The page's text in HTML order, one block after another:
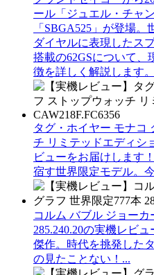
ール「ジュエル・チャ
「SBGA525」が登場
ダイヤルに表現したス
搭載の62GSについて、
徴を詳しく解説します
タグ・ホイヤー モナコ
チ リミテッドエディシ
ビューをお届けします
宿す世界限定モデル。
コルム バブル ジョー
285.240.20の実機レビ
傑作。時代を挑発した
の見たことない！...